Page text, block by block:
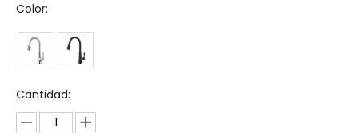
Color:
Cantidad: